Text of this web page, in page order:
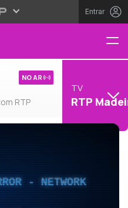
Entrar
RTP
NO AR
TV
RTP
- NETWORK